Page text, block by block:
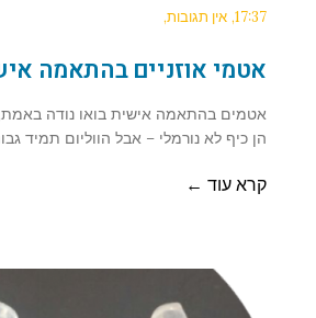
17:37 אין תגובות
אטמי אוזניים בהתאמה
אטמים בהתאמה אישית בואו נודה
הן כיף לא נורמלי – אבל הווליום תמיד
קרא עוד ←